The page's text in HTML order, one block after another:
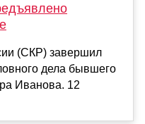
(СКР) завершил
дела бывшего
Иванова. 12